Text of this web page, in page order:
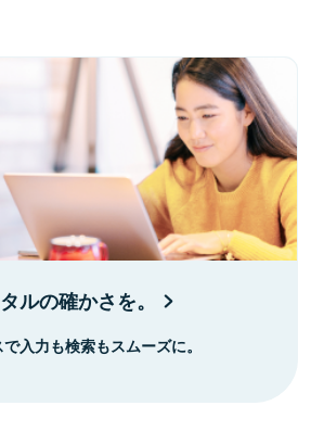
ルの確かさを。
入力も検索もスムーズに。